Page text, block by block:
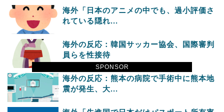
SPONSOR
海外「日本のアニメの中でも、過小評価さ
れている隠れ...
海外の反応：韓国サッカー協会、国際審判
員らを性接待
海外の反応：熊本の病院で手術中に熊本地
震が発生、大...